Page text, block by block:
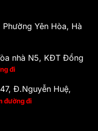
Yên Hòa, Hà
nhà N5, KĐT Đồng
đi
Đ.Nguyễn Huệ,
đường đi